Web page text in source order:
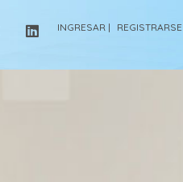
INGRESAR | REGISTRARSE